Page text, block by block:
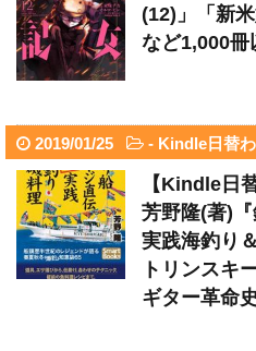
(12)」「新
など1,000冊
2019/01/25 - Kindle日替
【Kindle日
芳野隆(著)『
実践海釣り
トリンスキ
ギター革命